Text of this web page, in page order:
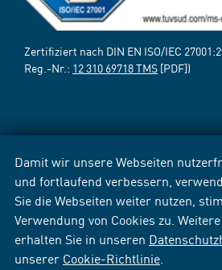
Damit wir unsere Webseiten
und fortlaufend verbessern,
Sie die Webseiten weiter nutzen,
Verwendung von Cookies zu.
erhalten Sie in unseren
unserer Cookie-Richtlinie
Zertifiziert nach DIN EN ISO/IEC
Reg.-Nr.: 12 310 69718 TMS [PDF])